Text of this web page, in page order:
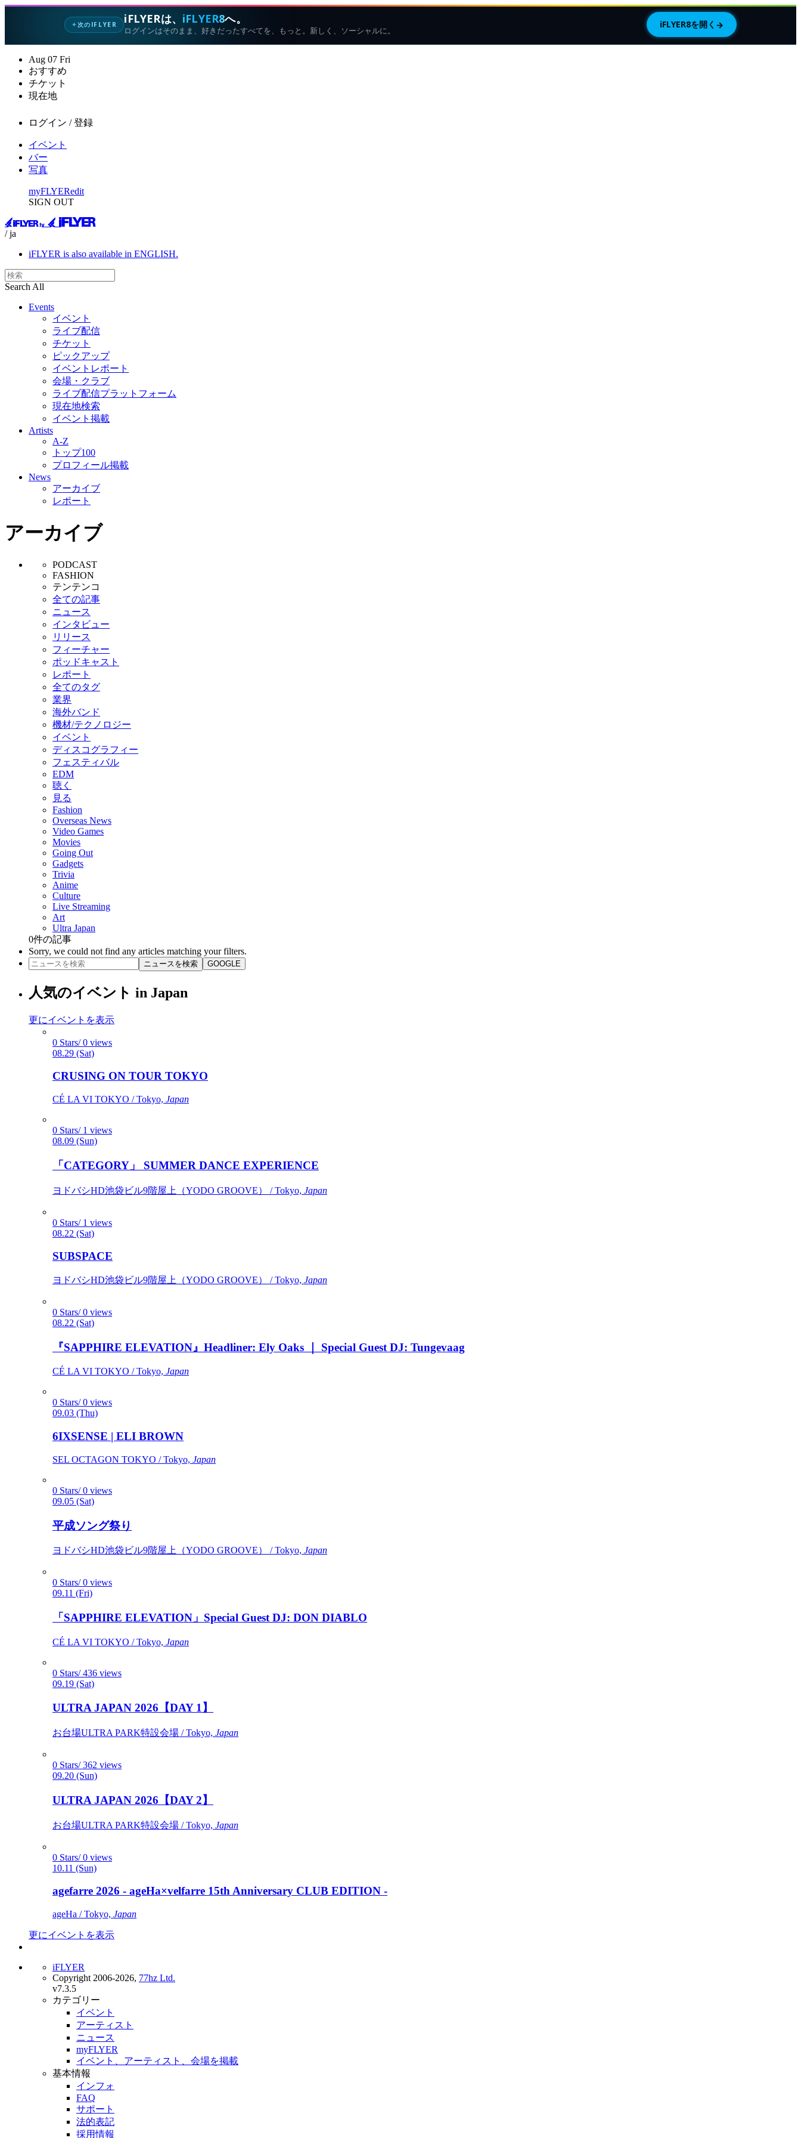
✦次のIFLYER iFLYERは、 iFLYER8へ。
ログインはそのまま、好きだったすべてを、もっと。新しく、ソーシャルに。
iFLYER8を開く →
Aug 07 Fri
おすすめ
チケット
現在地
ログイン / 登録
イベント
バー
写真
myFLYERedit
SIGN OUT
/ ja
iFLYER is also available in ENGLISH.
Search All
Events
イベント
ライブ配信
チケット
ピックアップ
イベントレポート
会場・クラブ
ライブ配信プラットフォーム
現在地検索
イベント掲載
Artists
A-Z
トップ100
プロフィール掲載
News
アーカイブ
レポート
アーカイブ
PODCAST
FASHION
テンテンコ
全ての記事
ニュース
インタビュー
リリース
フィーチャー
ポッドキャスト
レポート
全てのタグ
業界
海外バンド
機材/テクノロジー
イベント
ディスコグラフィー
フェスティバル
EDM
聴く
見る
Fashion
Overseas News
Video Games
Movies
Going Out
Gadgets
Trivia
Anime
Culture
Live Streaming
Art
Ultra Japan
0件の記事
Sorry, we could not find any articles matching your filters.
ニュースを検索 GOOGLE
人気のイベント in Japan
更にイベントを表示
0 Stars/ 0 views
08.29 (Sat)
CRUSING ON TOUR TOKYO
CÉ LA VI TOKYO / Tokyo, Japan
0 Stars/ 1 views
08.09 (Sun)
「CATEGORY」 SUMMER DANCE EXPERIENCE
ヨドバシHD池袋ビル9階屋上（YODO GROOVE） / Tokyo, Japan
0 Stars/ 1 views
08.22 (Sat)
SUBSPACE
ヨドバシHD池袋ビル9階屋上（YODO GROOVE） / Tokyo, Japan
0 Stars/ 0 views
08.22 (Sat)
『SAPPHIRE ELEVATION』Headliner: Ely Oaks ｜ Special Guest DJ: Tungevaag
CÉ LA VI TOKYO / Tokyo, Japan
0 Stars/ 0 views
09.03 (Thu)
6IXSENSE | ELI BROWN
SEL OCTAGON TOKYO / Tokyo, Japan
0 Stars/ 0 views
09.05 (Sat)
平成ソング祭り
ヨドバシHD池袋ビル9階屋上（YODO GROOVE） / Tokyo, Japan
0 Stars/ 0 views
09.11 (Fri)
「SAPPHIRE ELEVATION」Special Guest DJ: DON DIABLO
CÉ LA VI TOKYO / Tokyo, Japan
0 Stars/ 436 views
09.19 (Sat)
ULTRA JAPAN 2026【DAY 1】
お台場ULTRA PARK特設会場 / Tokyo, Japan
0 Stars/ 362 views
09.20 (Sun)
ULTRA JAPAN 2026【DAY 2】
お台場ULTRA PARK特設会場 / Tokyo, Japan
0 Stars/ 0 views
10.11 (Sun)
agefarre 2026 - ageHa×velfarre 15th Anniversary CLUB EDITION -
ageHa / Tokyo, Japan
更にイベントを表示
iFLYER
Copyright 2006-2026, 77hz Ltd.
v7.3.5
カテゴリー
イベント
アーティスト
ニュース
myFLYER
イベント、アーティスト、会場を掲載
基本情報
インフォ
FAQ
サポート
法的表記
採用情報